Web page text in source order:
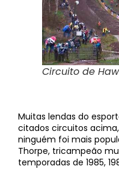
Circuito de
Muitas lendas do
citados circuitos
ninguém foi mais
Thorpe, tricampeão
temporadas de 1985,